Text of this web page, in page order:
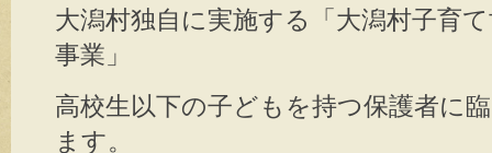
大潟村独自に実施する「大潟村子育
事業」
高校生以下の子どもを持つ保護者に
ます。